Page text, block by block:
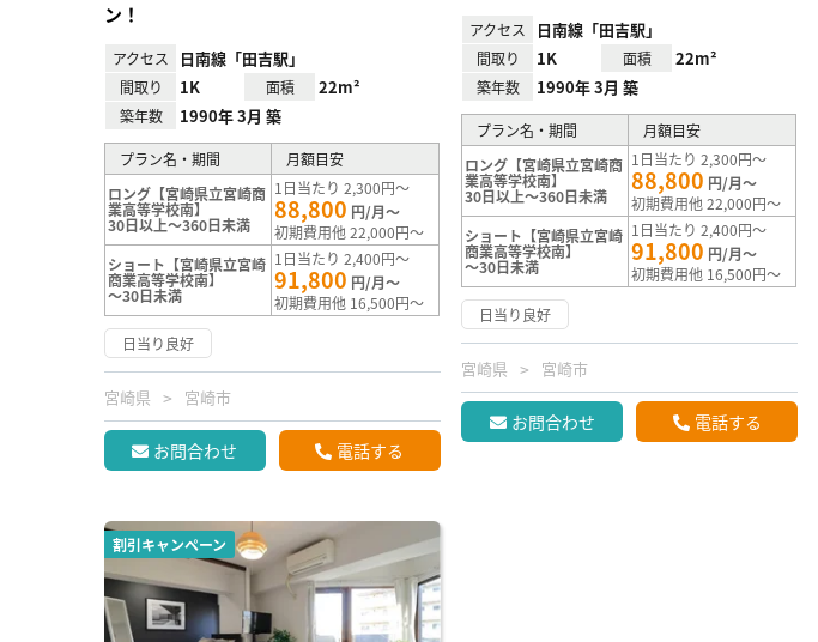
ン！
アクセス 日南線「田吉駅」
間取り 1K 面積 22m²
築年数 1990年 3月 築
プラン名・期間
月額目安
ロング【宮崎県立宮崎商
業高等学校南】
30日以上～360日未満
1日当たり 2,300円～
88,800 円/月～
初期費用他 22,000円～
ショート【宮崎県立宮崎
商業高等学校南】
～30日未満
1日当たり 2,400円～
91,800 円/月～
初期費用他 16,500円～
日当り良好
宮崎県 宮崎市
お問合わせ 電話する
アクセス 日南線「田吉駅」
間取り 1K 面積 22m²
築年数 1990年 3月 築
プラン名・期間
月額目安
ロング【宮崎県立宮崎商
業高等学校南】
30日以上～360日未満
1日当たり 2,300円～
88,800 円/月～
初期費用他 22,000円～
ショート【宮崎県立宮崎
商業高等学校南】
～30日未満
1日当たり 2,400円～
91,800 円/月～
初期費用他 16,500円～
日当り良好
宮崎県 宮崎市
お問合わせ 電話する
割引キャンペーン